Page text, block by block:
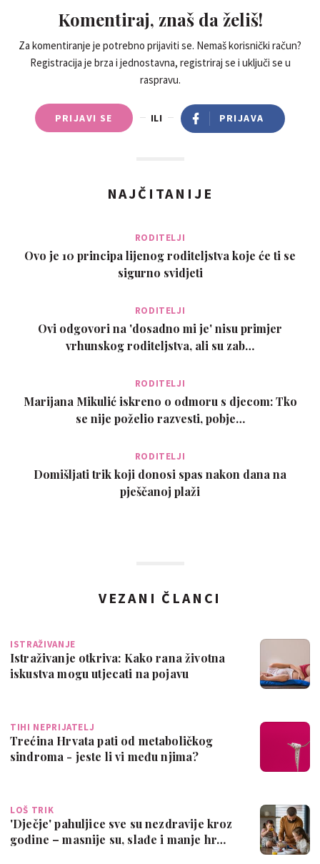
Komentiraj, znaš da želiš!
Za komentiranje je potrebno prijaviti se. Nemaš korisnički račun?
Registracija je brza i jednostavna, registriraj se i uključi se u
raspravu.
PRIJAVI SE ILI PRIJAVA
NAJČITANIJE
RODITELJI
Ovo je 10 principa lijenog roditeljstva koje će ti se
sigurno svidjeti
RODITELJI
Ovi odgovori na 'dosadno mi je' nisu primjer
vrhunskog roditeljstva, ali su zab…
RODITELJI
Marijana Mikulić iskreno o odmoru s djecom: Tko
se nije poželio razvesti, pobje…
RODITELJI
Domišljati trik koji donosi spas nakon dana na
pješčanoj plaži
VEZANI ČLANCI
ISTRAŽIVANJE
Istraživanje otkriva: Kako rana životna
iskustva mogu utjecati na pojavu
TIHI NEPRIJATELJ
Trećina Hrvata pati od metaboličkog
sindroma - jeste li vi među njima?
LOŠ TRIK
'Dječje' pahuljice sve su nezdravije kroz
godine – masnije su, slađe i manje hr…